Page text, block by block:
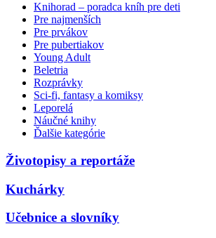
Knihorad – poradca kníh pre deti
Pre najmenších
Pre prvákov
Pre pubertiakov
Young Adult
Beletria
Rozprávky
Sci-fi, fantasy a komiksy
Leporelá
Náučné knihy
Ďalšie kategórie
Životopisy a reportáže
Kuchárky
Učebnice a slovníky